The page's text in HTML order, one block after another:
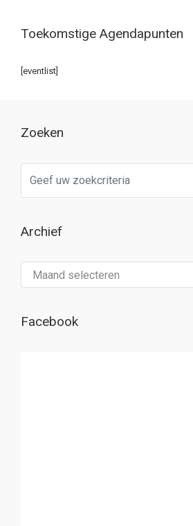
Toekomstige Agendapunten
[eventlist]
Zoeken
Archief
Facebook